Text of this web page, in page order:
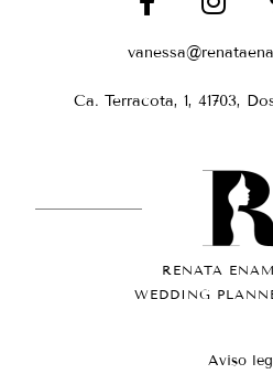
Ca. Terracota, 1, 41703,
RENATA
WEDDING
Aviso